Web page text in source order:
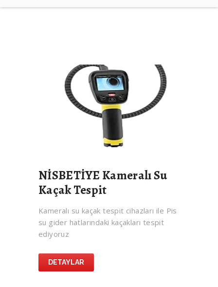
NİSBETİYE Kameralı Su
Kaçak Tespit
Kameralı su kaçak tespit cihazları ile Pis
su gider hatlarındaki kaçakları tespit
ediyoruz
DETAYLAR